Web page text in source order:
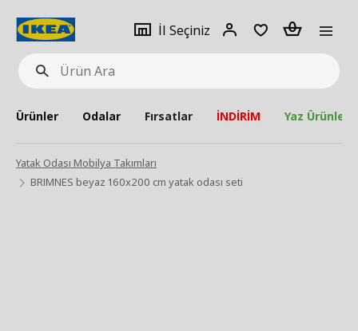
Ürün
Ara
İl Seçiniz
Giriş
Adet
Ürünler Odalar Fırsatlar İNDİRİM Yaz Ürünleri
Yatak Odası Mobilya Takımları
BRIMNES beyaz 160x200 cm yatak odası seti